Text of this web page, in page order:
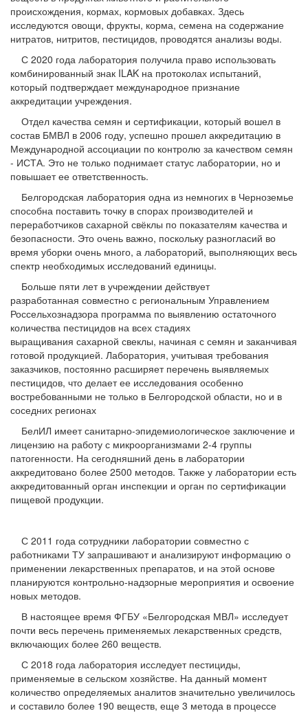
происхождения, кормах, кормовых добавках. Здесь
исследуются овощи, фрукты, корма, семена на содержание
нитратов, нитритов, пестицидов, проводятся анализы воды.
С 2020 года лаборатория получила право использовать
комбинированный знак ILAK на протоколах испытаний,
который подтверждает международное признание
аккредитации учреждения.
Отдел качества семян и сертификации, который вошел в
состав БМВЛ в 2006 году, успешно прошел аккредитацию в
Международной ассоциации по контролю за качеством семян
- ИСТА. Это не только поднимает статус лаборатории, но и
повышает ее ответственность.
Белгородская лаборатория одна из немногих в Черноземье
способна поставить точку в спорах производителей и
переработчиков сахарной свёклы по показателям качества и
безопасности. Это очень важно, поскольку разногласий во
время уборки очень много, а лабораторий, выполняющих весь
спектр необходимых исследований единицы.
Больше пяти лет в учреждении действует
разработанная совместно с региональным Управлением
Россельхознадзора программа по выявлению остаточного
количества пестицидов на всех стадиях
выращивания сахарной свеклы, начиная с семян и заканчивая
готовой продукцией. Лаборатория, учитывая требования
заказчиков, постоянно расширяет перечень выявляемых
пестицидов, что делает ее исследования особенно
востребованными не только в Белгородской области, но и в
соседних регионах
БелИЛ имеетсанитарно-эпидемиологическое заключение и
лицензию на работу с микроорганизмами 2-4 группы
патогенности. На сегодняшний день в лаборатории
аккредитовано более 2500 методов. Также у лаборатории есть
аккредитованный орган инспекции и орган по сертификации
пищевой продукции.
С 2011 года сотрудники лаборатории совместно с
работниками ТУ запрашивают и анализируют информацию о
применении лекарственных препаратов, и на этой основе
планируются контрольно-надзорные мероприятия и освоение
новых методов.
В настоящее время ФГБУ «Белгородская МВЛ» исследует
почти весь перечень применяемых лекарственных средств,
включающих более 260 веществ.
С 2018 года лаборатория исследует пестициды,
применяемые в сельском хозяйстве. На данный момент
количество определяемых аналитов значительно увеличилось
и составило более 190 веществ, еще 3 метода в процессе